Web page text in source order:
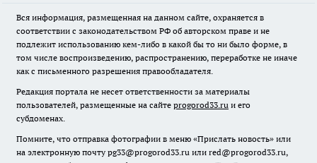
Вся информация, размещенная на данном сайте, охраняется в
соответствии с законодательством РФ об авторском праве и не
подлежит использованию кем-либо в какой бы то ни было форме, в
том числе воспроизведению, распространению, переработке не иначе
как с письменного разрешения правообладателя.
Редакция портала не несет ответственности за материалы
пользователей, размещенные на сайте progorod33.ru и его
субдоменах.
Помните, что отправка фотографии в меню «Прислать новость» или
на электронную почту pg33@progorod33.ru или red@progorod33.ru,